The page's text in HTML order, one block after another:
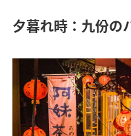
夕暮れ時：九份の